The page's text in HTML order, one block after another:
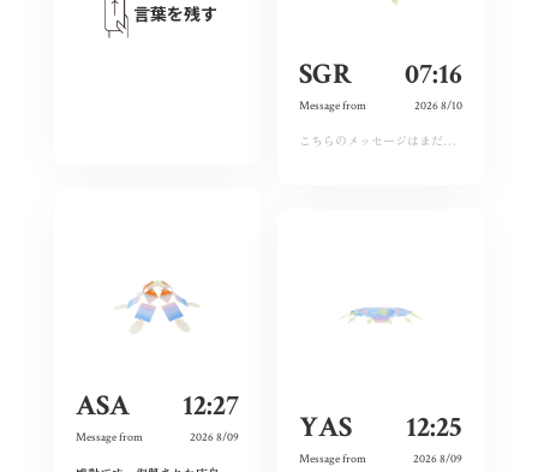
言葉を残す
SGR 07:16
Message from 2026 8/10
こちらのメッセージはまだ運営承認前となります。しばらくおまちください。
ASA 12:27
Message from 2026 8/09 YAS 12:25
Message from 2026 8/09